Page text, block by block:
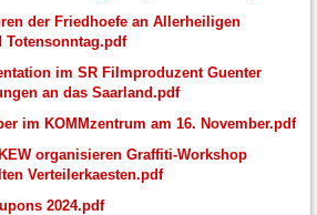
der Friedhoefe an Allerheiligen
Totensonntag.pdf
im SR Filmproduzent Guenter
an das Saarland.pdf
im KOMMzentrum am 16. November.pdf
organisieren Graffiti-Workshop
Verteilerkaesten.pdf
2024.pdf